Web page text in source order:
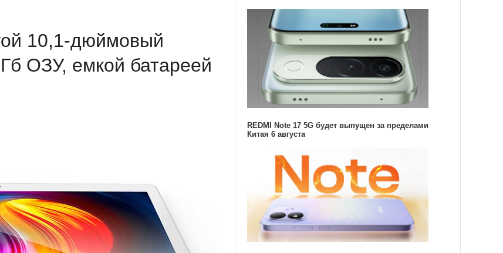
10,1-дюймовый
ОЗУ, емкой батареей
REDMI Note 17 5G будет выпущен за пределами
Китая 6 августа